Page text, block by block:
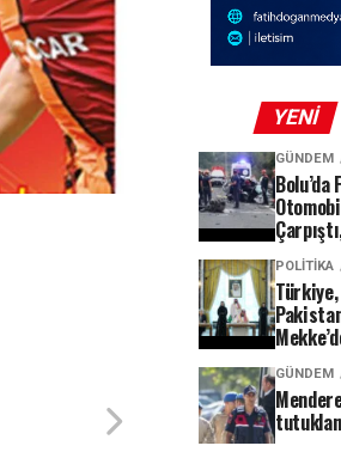
YENI
GÜNDEM
POLITIKA
GÜNDEM